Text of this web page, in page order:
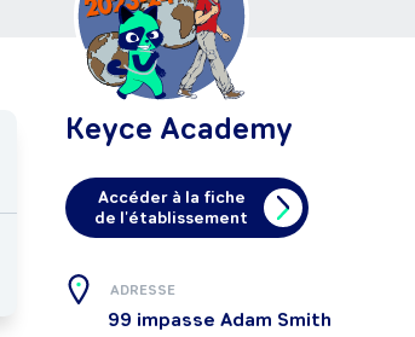
Keyce Academy
Accéder à la fiche
de l'établissement
ADRESSE
99 impasse Adam Smith